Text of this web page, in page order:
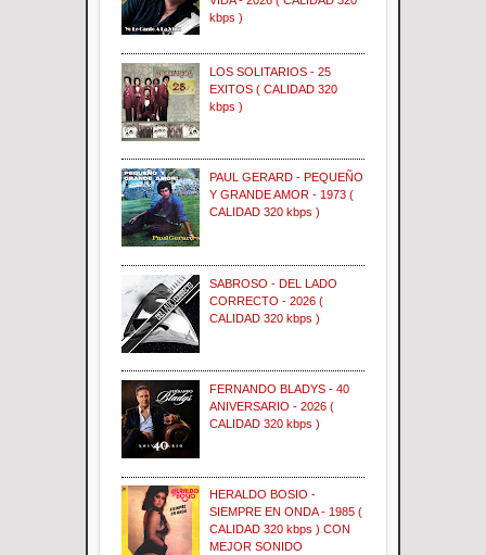
kbps )
LOS SOLITARIOS - 25
EXITOS ( CALIDAD 320
kbps )
PAUL GERARD - PEQUEÑO
Y GRANDE AMOR - 1973 (
CALIDAD 320 kbps )
SABROSO - DEL LADO
CORRECTO - 2026 (
CALIDAD 320 kbps )
FERNANDO BLADYS - 40
ANIVERSARIO - 2026 (
CALIDAD 320 kbps )
HERALDO BOSIO -
SIEMPRE EN ONDA - 1985 (
CALIDAD 320 kbps ) CON
MEJOR SONIDO